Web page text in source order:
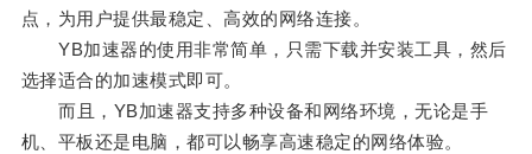
点，为用户提供最稳定、高效的网络连接。
YB加速器的使用非常简单，只需下载并安装工具，然后
选择适合的加速模式即可。
而且，YB加速器支持多种设备和网络环境，无论是手
机、平板还是电脑，都可以畅享高速稳定的网络体验。